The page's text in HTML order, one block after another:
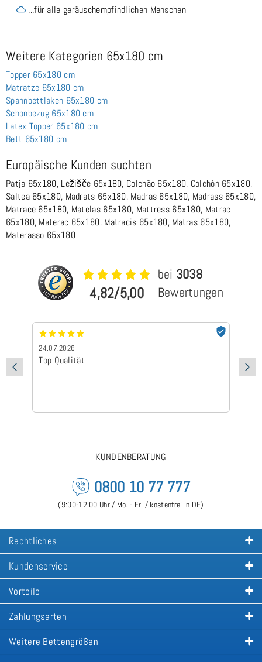
...für alle geräuschempfindlichen Menschen
Weitere Kategorien 65x180 cm
Topper 65x180 cm
Matratze 65x180 cm
Spannbettlaken 65x180 cm
Schonbezug 65x180 cm
Latex Topper 65x180 cm
Bett 65x180 cm
Europäische Kunden suchten
Patja 65x180, Ležišče 65x180, Colchão 65x180, Colchón 65x180,
Saltea 65x180, Madrats 65x180, Madras 65x180, Madrass 65x180,
Matrace 65x180, Matelas 65x180, Mattress 65x180, Matrac
65x180, Materac 65x180, Matracis 65x180, Matras 65x180,
Materasso 65x180
4,82/5,00
bei 3038
Bewertungen
24.07.2026
Top Qualität
KUNDENBERATUNG
0800 10 77 777
(9:00-12:00 Uhr / Mo. - Fr. / kostenfrei in DE)
Rechtliches
Kundenservice
Vorteile
Zahlungsarten
Weitere Bettengrößen